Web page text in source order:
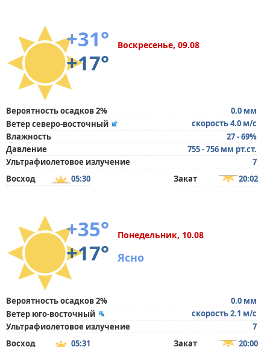
+31°
+17°
Воскресенье, 09.08
Вероятность осадков 2%
0.0 мм
Ветер северо-восточный
скорость 4.0 м/с
Влажность
27 - 69%
Давление
755 - 756 мм рт.ст.
Ультрафиолетовое излучение
7
Восход
05:30 Закат 20:02
+35°
+17°
Понедельник, 10.08
Ясно
Вероятность осадков 2%
0.0 мм
Ветер юго-восточный
скорость 2.1 м/с
Ультрафиолетовое излучение
7
Восход
05:31 Закат 20:00